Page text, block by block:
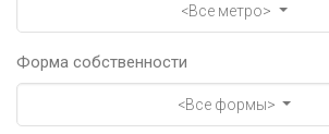
<Все метро>
Форма собственности
<Все формы>